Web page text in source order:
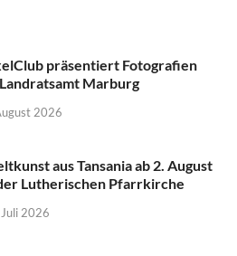
präsentiert Fotografien
Marburg
2026
aus Tansania ab 2. August
Lutherischen Pfarrkirche
2026